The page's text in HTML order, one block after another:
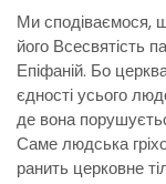
Ми сподіваємося,
його Всесвятість
Епіфаній. Бо
єдності усього
де вона
Саме людська
ранить церковне